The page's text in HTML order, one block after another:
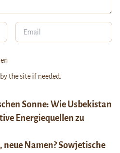
Sonne: Wie Usbekistan
Energiequellen zu
Namen? Sowjetische
the site if needed.